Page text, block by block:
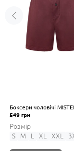
Боксери чоловічі
549 грн
Розмір
S
M L XL XXL